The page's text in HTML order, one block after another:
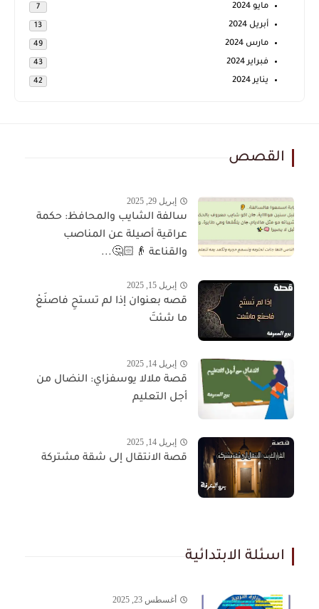
مايو 2024 7
أبريل 2024 13
مارس 2024 49
فبراير 2024 43
يناير 2024 42
القصص
إبريل 29, 2025
سالفة الشايب والمحافظ: حكمة
عراقية أصيلة عن المناصب
والقناعة 👴🏻🤔...
إبريل 15, 2025
قصه بعنوان إذا لم تستحِ فاصنَعْ
ما شئتَ
إبريل 14, 2025
قصة ملالا يوسفزاي: النضال من
أجل التعليم
إبريل 14, 2025
قصة الانتقال إلى شقة مشتركة
اسئلة الابتدائية
أغسطس 23, 2025